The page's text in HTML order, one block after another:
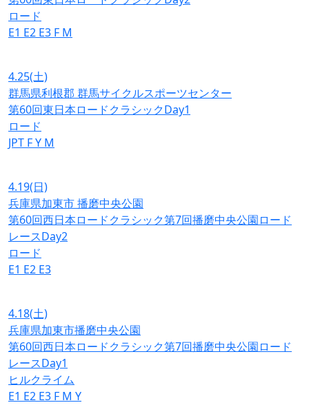
ロード
E1 E2 E3 F M
4.25(土)
群馬県利根郡 群馬サイクルスポーツセンター
第60回東日本ロードクラシックDay1
ロード
JPT FY M
4.19(日)
兵庫県加東市 播磨中央公園
第60回西日本ロードクラシック第7回播磨中央公園ロード
レースDay2
ロード
E1 E2 E3
4.18(土)
兵庫県加東市播磨中央公園
第60回西日本ロードクラシック第7回播磨中央公園ロード
レースDay1
ヒルクライム
E1 E2 E3 F M Y